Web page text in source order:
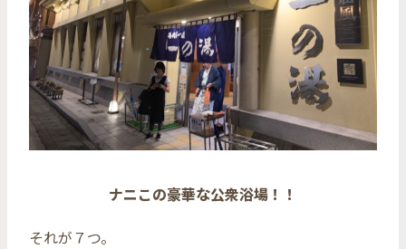
ナニこの豪華な公衆浴場！！
それが７つ。